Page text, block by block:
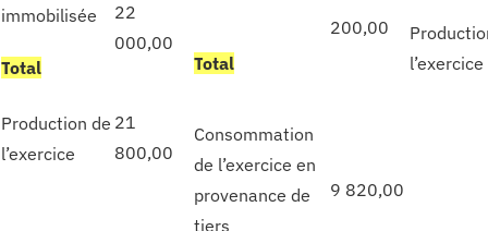
immobilisée
Total Total
l’exercice
22
000,00
200,00
Production de
l’exercice
21
800,00
Consommation
de l’exercice en
provenance de
tiers
9 820,00